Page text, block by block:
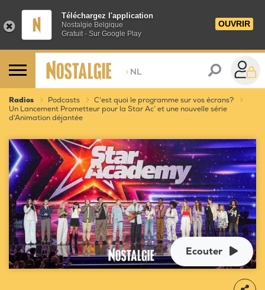
Téléchargez l'application
Nostalgie Belgique
Gratuit - Sur Google Play
OUVRIR
> NL
Radios Podcasts
C'est quoi le programme sur vos écrans?
Un Lancement Prometteur pour la Star Ac’ et une nouvelle série
d'Animation déjantée
Ecouter